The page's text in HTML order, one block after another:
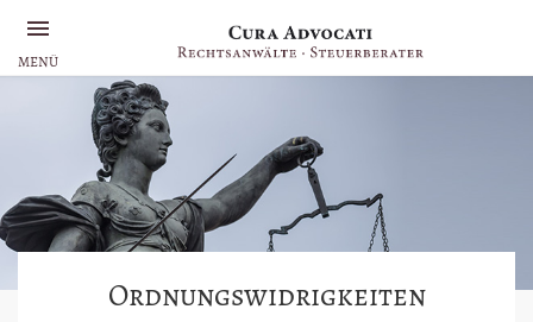
MENÜ
Ordnungswidrigkeiten